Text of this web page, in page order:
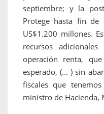
septiembre; y la
Protege hasta fin de
US$1.200 millones.
recursos
operación renta,
esperado, (... ) sin
fiscales que
ministro de Hacienda,